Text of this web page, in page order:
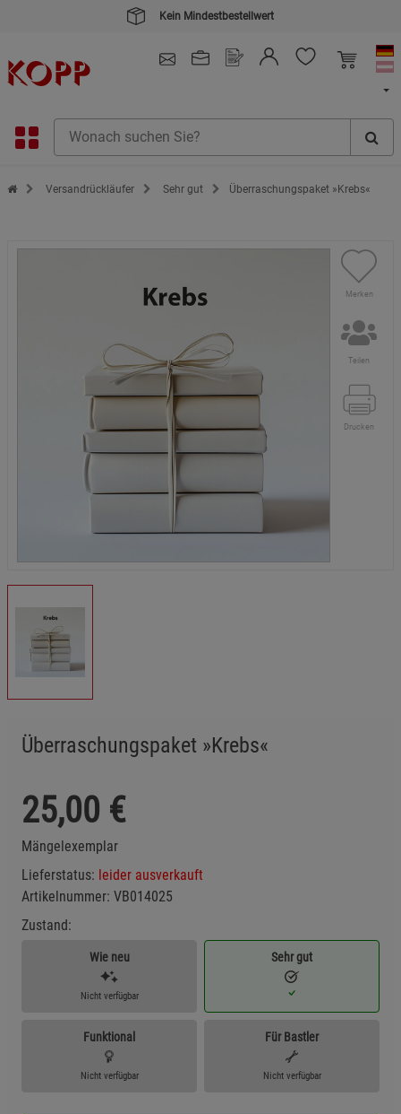
Kein Mindestbestellwert
Zur Startseite des Kopp Verlag Online-Shop
Versandrückläufer Sehr gut Überraschungspaket »Krebs«
Merken
Teilen
Drucken
Überraschungspaket »Krebs«
25,00 €
Mängelexemplar
Lieferstatus: leider ausverkauft
Artikelnummer: VB014025
Zustand:
Wie neu
Nicht verfügbar
Sehr gut
Funktional
Nicht verfügbar
Für Bastler
Nicht verfügbar